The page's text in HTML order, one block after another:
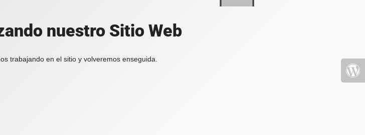
nuestro Sitio Web
trabajando en el sitio y volveremos enseguida.